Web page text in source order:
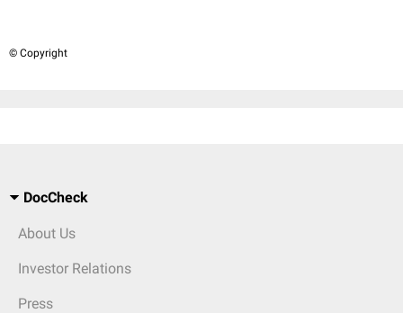
© Copyright
DocCheck
About Us
Investor Relations
Press